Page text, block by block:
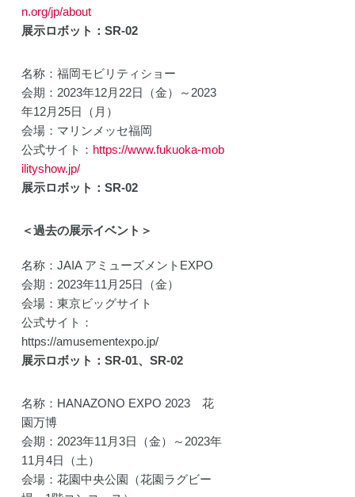
n.org/jp/about
展示ロボット：SR-02
名称：福岡モビリティショー
会期：2023年12月22日（金）～2023
年12月25日（月）
会場：マリンメッセ福岡
公式サイト： https://www.fukuoka-mob
ilityshow.jp/
展示ロボット：SR-02
＜過去の展示イベント＞
名称：JAIA アミューズメントEXPO
会期：2023年11月25日（金）
会場：東京ビッグサイト
公式サイト：
https://amusementexpo.jp/
展示ロボット：SR-01、SR-02
名称：HANAZONO EXPO 2023 花
園万博
会期：2023年11月3日（金）～2023年
11月4日（土）
会場：花園中央公園（花園ラグビー